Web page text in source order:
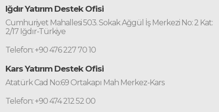
Iğdır Yatırım Destek Ofisi
Cumhuriyet Mahallesi 503. Sokak Ağgül İş Merkezi No: 2 Kat:
2/17 Iğdır-Türkiye
Telefon: +90 476 227 70 10
Kars Yatırım Destek Ofisi
Atatürk Cad No:69 Ortakapı Mah Merkez-Kars
Telefon: +90 474 212 52 00